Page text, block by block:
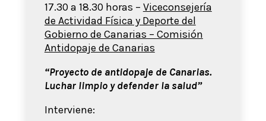
17.30 a 18.30 horas – Viceconsejería
de Actividad Física y Deporte del
Gobierno de Canarias – Comisión
Antidopaje de Canarias
“Proyecto de antidopaje de Canarias.
Luchar limpio y defender la salud”
Interviene: